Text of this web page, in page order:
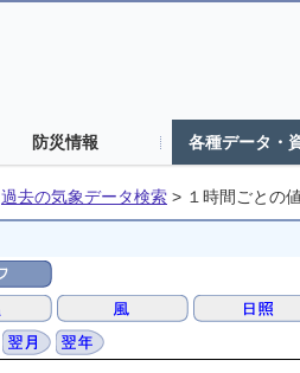
防災情報 各種データ・
過去の気象データ検索 > １時間ごとの